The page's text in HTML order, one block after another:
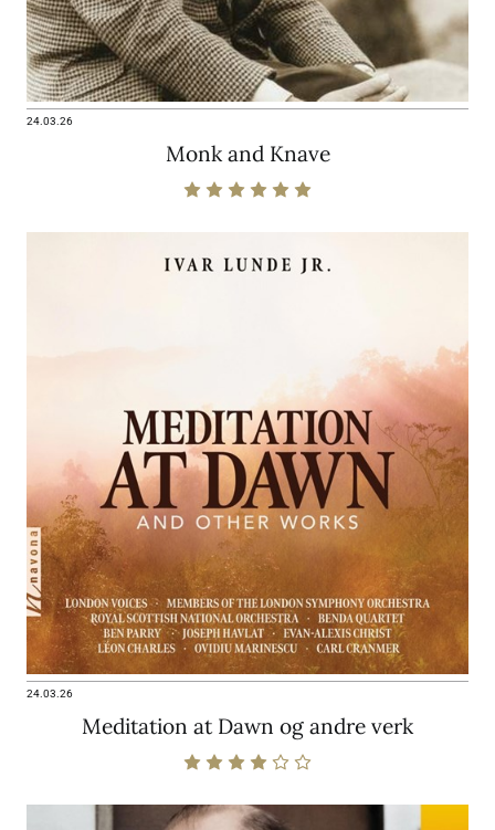
24.03.26
Monk and Knave
24.03.26
Meditation at Dawn og andre verk